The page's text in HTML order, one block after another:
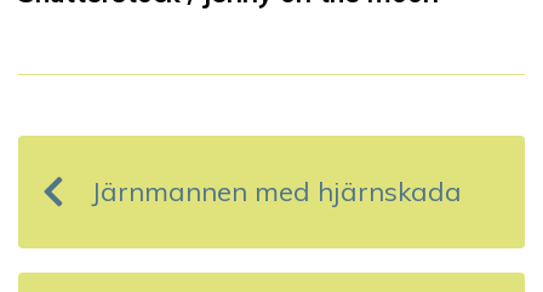
n
ä
Järnmannen med hjärnskada